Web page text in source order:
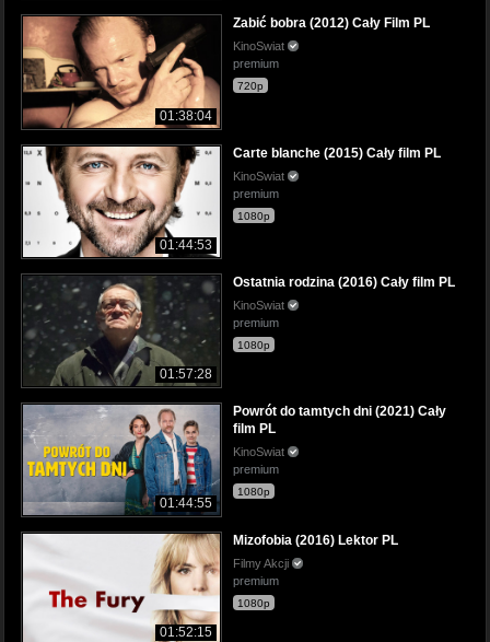
01:38:04
Zabić bobra (2012) Cały Film PL
KinoSwiat
premium
720p
01:44:53
Carte blanche (2015) Cały film PL
KinoSwiat
premium
1080p
01:57:28
Ostatnia rodzina (2016) Cały film PL
KinoSwiat
premium
1080p
01:44:55
Powrót do tamtych dni (2021) Cały
film PL
KinoSwiat
premium
1080p
01:52:15
Mizofobia (2016) Lektor PL
Filmy Akcji
premium
1080p